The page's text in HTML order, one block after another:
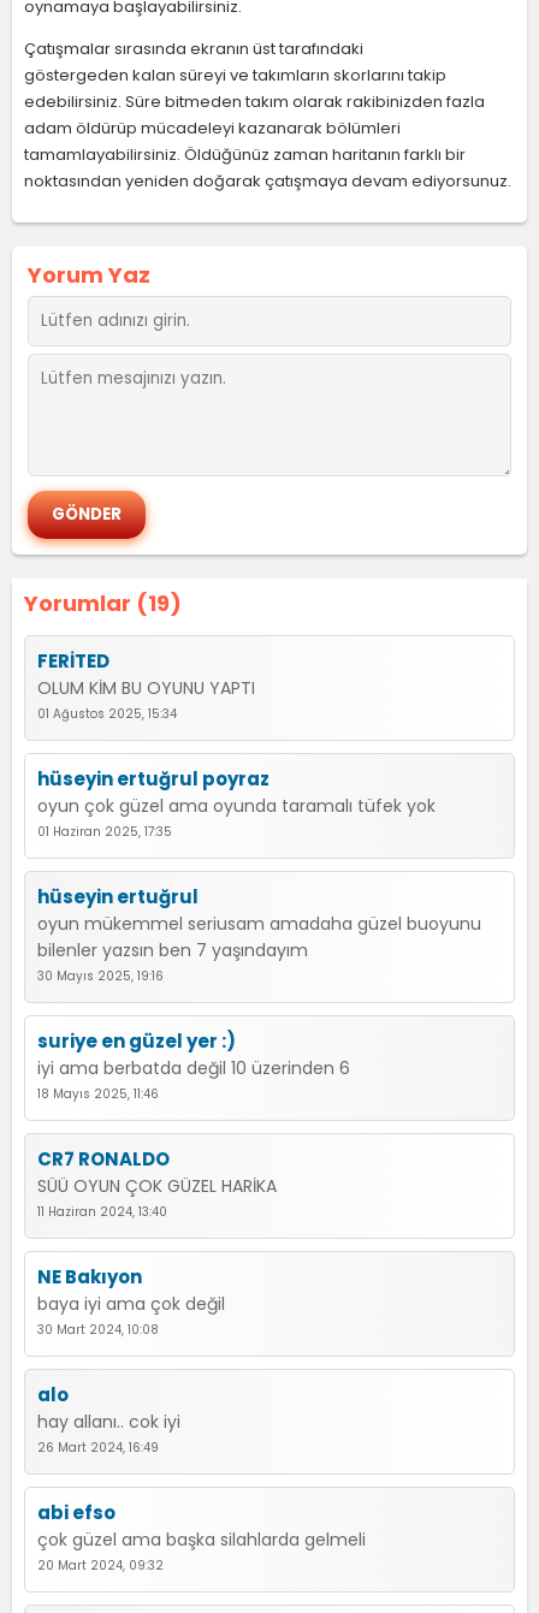
oynamaya başlayabilirsiniz.
Çatışmalar sırasında ekranın üst tarafındaki
göstergeden kalan süreyi ve takımların skorlarını takip
edebilirsiniz. Süre bitmeden takım olarak rakibinizden fazla
adam öldürüp mücadeleyi kazanarak bölümleri
tamamlayabilirsiniz. Öldüğünüz zaman haritanın farklı bir
noktasından yeniden doğarak çatışmaya devam ediyorsunuz.
Yorumlar (19)
FERİTED
OLUM KİM BU OYUNU YAPTI
01 Ağustos 2025, 15:34
hüseyin ertuğrul poyraz
oyun çok güzel ama oyunda taramalı tüfek yok
01 Haziran 2025, 17:35
hüseyin ertuğrul
oyun mükemmel seriusam amadaha güzel buoyunu
bilenler yazsın ben 7 yaşındayım
30 Mayıs 2025, 19:16
suriye en güzel yer :)
iyi ama berbatda değil 10 üzerinden 6
18 Mayıs 2025, 11:46
CR7 RONALDO
SÜÜ OYUN ÇOK GÜZEL HARİKA
11 Haziran 2024, 13:40
NE Bakıyon
baya iyi ama çok değil
30 Mart 2024, 10:08
alo
hay allanı.. cok iyi
26 Mart 2024, 16:49
abi efso
çok güzel ama başka silahlarda gelmeli
20 Mart 2024, 09:32
Yorum Yaz